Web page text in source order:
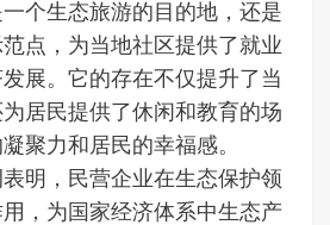
个生态旅游的目的地，还是
点，为当地社区提供了就业
展。它的存在不仅提升了当
居民提供了休闲和教育的场
聚力和居民的幸福感。
明，民营企业在生态保护领
，为国家经济体系中生态产